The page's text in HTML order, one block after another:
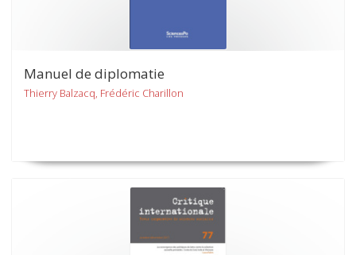
Manuel de diplomatie
Thierry Balzacq, Frédéric Charillon